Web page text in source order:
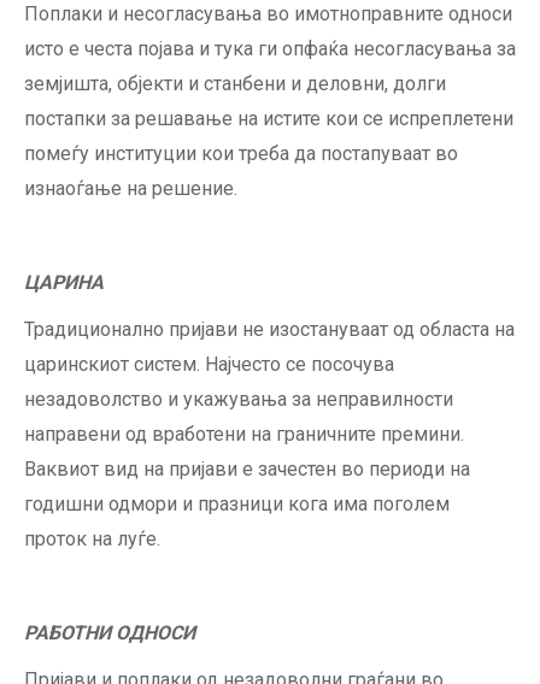
Поплаки и несогласувања во имотноправните односи
исто е честа појава и тука ги опфаќа несогласувања за
земјишта, објекти и станбени и деловни, долги
постапки за решавање на истите кои се испреплетени
помеѓу институции кои треба да постапуваат во
изнаоѓање на решение.
ЦАРИНА
Традиционално пријави не изостануваат од областа на
царинскиот систем. Најчесто се посочува
незадоволство и укажувања за неправилности
направени од вработени на граничните премини.
Ваквиот вид на пријави е зачестен во периоди на
годишни одмори и празници кога има поголем
проток на луѓе.
РАБОТНИ ОДНОСИ